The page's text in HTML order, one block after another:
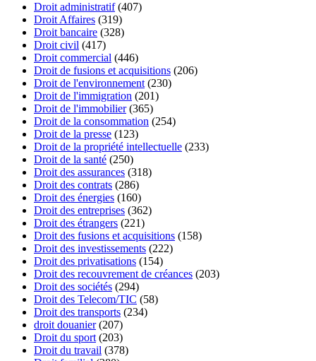
Droit administratif(407)
Droit Affaires (319)
Droit bancaire (328)
Droit civil (417)
Droit commercial (446)
Droit de fusions et acquisitions (206)
Droit de l'environnement (230)
Droit de l'immigration (201)
Droit de l'immobilier(365)
Droit de la consommation (254)
Droit de la presse (123)
Droit de la propriété intellectuelle (233)
Droit de la santé (250)
Droit des assurances (318)
Droit des contrats (286)
Droit des énergies (160)
Droit des entreprises (362)
Droit des étrangers (221)
Droit des fusions et acquisitions (158)
Droit des investissements (222)
Droit des privatisations (154)
Droit des recouvrement de créances (203)
Droit des sociétés (294)
Droit des Telecom/TIC (58)
Droit des transports (234)
droit douanier(207)
Droit du sport (203)
Droit du travail (378)